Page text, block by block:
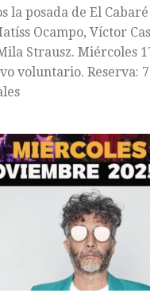
la posada de El
Ocampo, Víctor
Strausz. Miércoles
voluntario. Reserva: